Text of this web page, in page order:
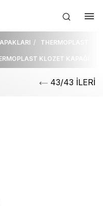
THERMOPLAST
KLOZET KAPAĞI
43/43 İLERİ